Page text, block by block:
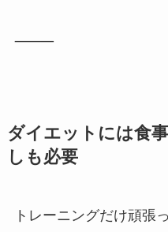
⸻
ダイエットには食
しも必要
トレーニングだけ頑張